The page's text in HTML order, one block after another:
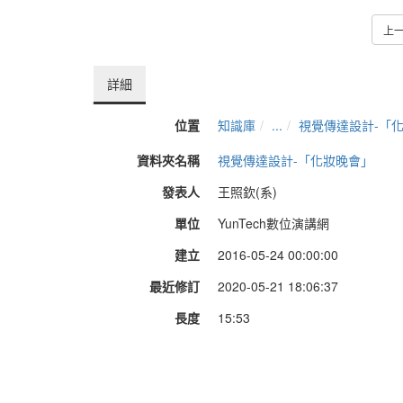
上
詳細
位置 知識庫 ...
視覺傳達設計-「化
資料夾名稱
視覺傳達設計-「化妝晚會」
發表人
王照欽(系)
單位
YunTech數位演講網
建立
2016-05-24 00:00:00
最近修訂
2020-05-21 18:06:37
長度
15:53